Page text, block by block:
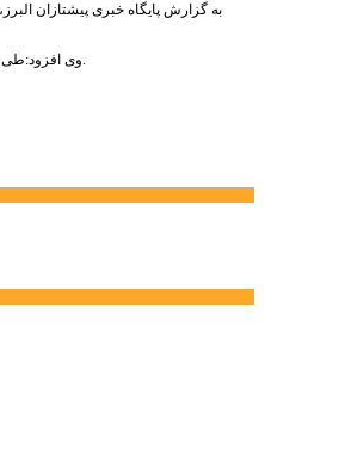
به گزارش پایگاه خبری پیشتازان
وی افزود:طی بازدید کارشناسان اداره دامپزشکی شهرستان ساوجبلاغ، پایگاه ذبح شرعی و بهداشتی شهر گلسار را یکی از بهترین و تمیزترین پایگاه های شهرستان عنوان کردند.